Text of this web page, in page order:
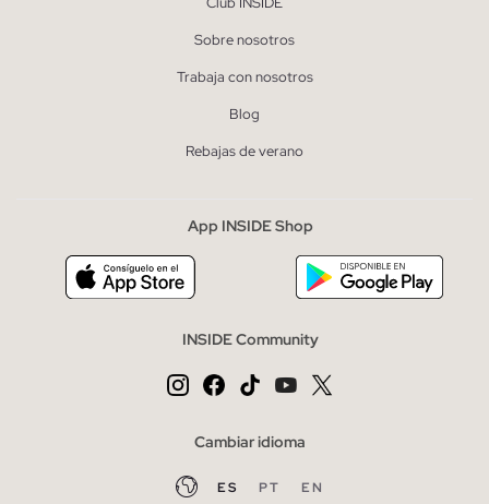
Sobre nosotros
Trabaja con nosotros
Blog
Rebajas de verano
App INSIDE Shop
INSIDE Community
Cambiar idioma
ES PT EN